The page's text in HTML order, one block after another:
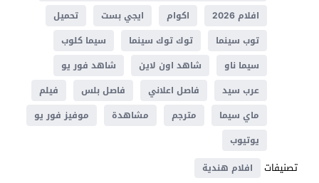
افلام 2026
اكوام ايجي بست
تحميل
توب سينما
توك توك سينما
سيما كلوب
سيما ناو
شاهد اون لاين
شاهد فور يو
عرب سيد
فاصل اعلاني فاصل بلس
فيلم
ماي سيما
مترجم مشاهدة
موفيز فور يو
يوتيوب
تصنيفات افلام هندية